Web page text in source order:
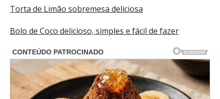
Torta de Limão sobremesa deliciosa
Bolo de Coco delicioso, simples e fácil de fazer